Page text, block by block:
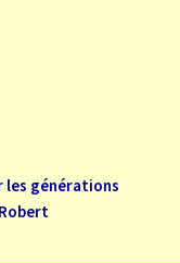
les générations